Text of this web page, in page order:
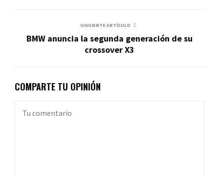
SIGUIENTE ARTÍCULO
BMW anuncia la segunda generación de su
crossover X3
COMPARTE TU OPINIÓN